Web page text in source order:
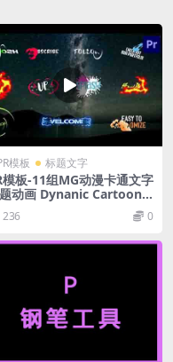
模板 标题文字
模板-11组MG动漫卡通文字
动画 Dynanic Cartoon T
Premiere Pro MOGRT
236 0